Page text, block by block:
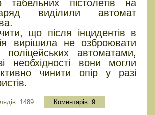
пістолетів на
виділили автомат
що після інцидентів в
вирішила не озброювати
поліцейських автоматами,
необхідності вони могли
чинити опір у разі
1489 Коментарів: 9